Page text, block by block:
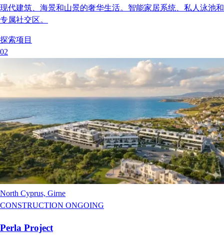
现代建筑、海景和山景的奢华生活。智能家居系统、私人泳池和
专属社交区。
探索项目
02
North Cyprus, Girne
CONSTRUCTION ONGOING
Perla Project